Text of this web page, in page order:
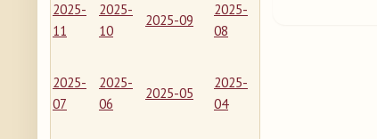
2025-
11
2025-
10
2025-09
2025-
08
2025-
07
2025-
06
2025-05
2025-
04